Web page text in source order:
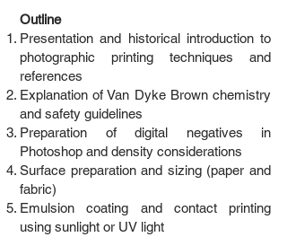
Outline
Presentation and historical introduction to
photographic printing techniques and
references
Explanation of Van Dyke Brown chemistry
and safety guidelines
Preparation of digital negatives in
Photoshop and density considerations
Surface preparation and sizing (paper and
fabric)
Emulsion coating and contact printing
using sunlight or UV light